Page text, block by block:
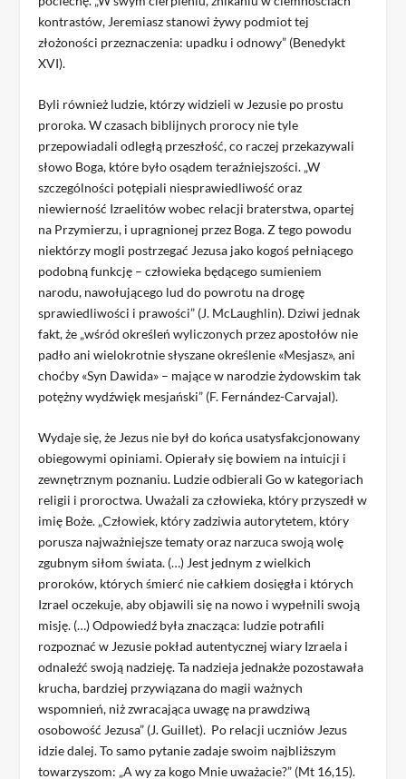
kontrastów, Jeremiasz stanowi żywy podmiot tej
złożoności przeznaczenia: upadku i odnowy” (Benedykt
XVI).
Byli również ludzie, którzy widzieli w Jezusie po prostu
proroka. W czasach biblijnych prorocy nie tyle
przepowiadali odległą przeszłość, co raczej przekazywali
słowo Boga, które było osądem teraźniejszości. „W
szczególności potępiali niesprawiedliwość oraz
niewierność Izraelitów wobec relacji braterstwa, opartej
na Przymierzu, i upragnionej przez Boga. Z tego powodu
niektórzy mogli postrzegać Jezusa jako kogoś pełniącego
podobną funkcję – człowieka będącego sumieniem
narodu, nawołującego lud do powrotu na drogę
sprawiedliwości i prawości” (J. McLaughlin). Dziwi jednak
fakt, że „wśród określeń wyliczonych przez apostołów nie
padło ani wielokrotnie słyszane określenie «Mesjasz», ani
choćby «Syn Dawida» – mające w narodzie żydowskim tak
potężny wydźwięk mesjański” (F. Fernández-Carvajal).
Wydaje się, że Jezus nie był do końca usatysfakcjonowany
obiegowymi opiniami. Opierały się bowiem na intuicji i
zewnętrznym poznaniu. Ludzie odbierali Go w kategoriach
religii i proroctwa. Uważali za człowieka, który przyszedł w
imię Boże. „Człowiek, który zadziwia autorytetem, który
porusza najważniejsze tematy oraz narzuca swoją wolę
zgubnym siłom świata. (…) Jest jednym z wielkich
proroków, których śmierć nie całkiem dosięgła i których
Izrael oczekuje, aby objawili się na nowo i wypełnili swoją
misję. (…) Odpowiedź była znacząca: ludzie potrafili
rozpoznać w Jezusie pokład autentycznej wiary Izraela i
odnaleźć swoją nadzieję. Ta nadzieja jednakże pozostawała
krucha, bardziej przywiązana do magii ważnych
wspomnień, niż zwracająca uwagę na prawdziwą
osobowość Jezusa” (J. Guillet). Po relacji uczniów Jezus
idzie dalej. To samo pytanie zadaje swoim najbliższym
towarzyszom: „A wy za kogo Mnie uważacie?” (Mt 16,15).